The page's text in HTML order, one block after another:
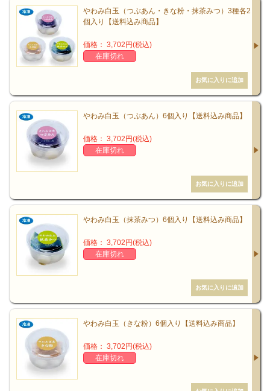
です。健康の質は自らの心がけでもっとレベルを上げる
ことができます。いのちに近い食物を摂ることととも
に、緑黄色野菜を欠かさず、 腸内環境を意識した伝統的
な発酵食品の摂取、良質な水を廻らせることも必要で
こういった場で公表するのは初めてですが、私の曽祖
父・正垣角太郎（まさがき かくたろう）は、国内に於
ける乳酸菌研究の第一人者です。東欧から乳酸菌を買い
集め、1914年、日本で初めて京都に乳酸菌研究所「不老
園」を設立して、日本初の生菌ヨーグルトの製造に着手
しました。
やわみ白玉（つぶあん・きな粉・抹茶みつ）3種各2
個入り【送料込み商品】
価格： 3,702円(税込)
在庫切れ
やわみ白玉（つぶあん）6個入り【送料込み商品】
価格： 3,702円(税込)
在庫切れ
やわみ白玉（抹茶みつ）6個入り【送料込み商品】
価格： 3,702円(税込)
在庫切れ
やわみ白玉（きな粉）6個入り【送料込み商品】
価格： 3,702円(税込)
在庫切れ